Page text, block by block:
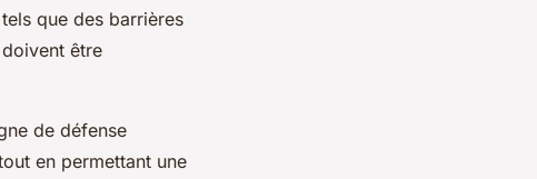
que des barrières
être
de défense
en permettant une